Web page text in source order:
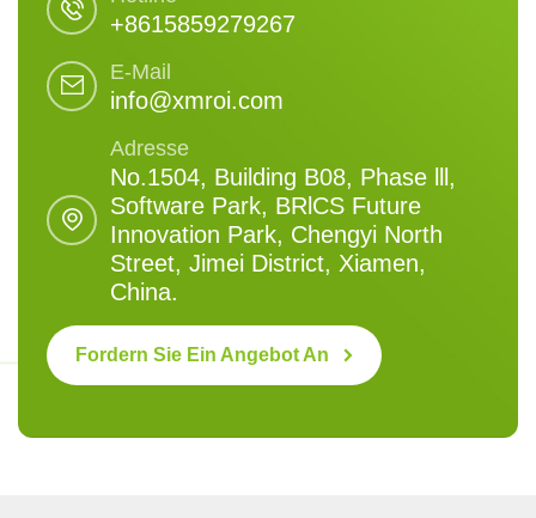
+8615859279267
E-Mail
info@xmroi.com
Adresse
No.1504, Building B08, Phase lll,
Software Park, BRlCS Future
Innovation Park, Chengyi North
Street, Jimei District, Xiamen,
China.
Fordern Sie Ein Angebot An